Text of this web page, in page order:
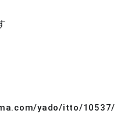
yado/itto/10537/